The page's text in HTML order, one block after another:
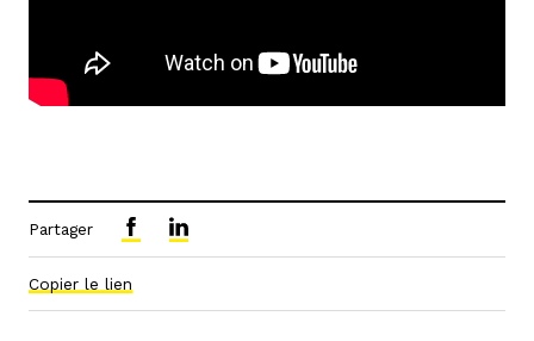
Partager
Copier le lien